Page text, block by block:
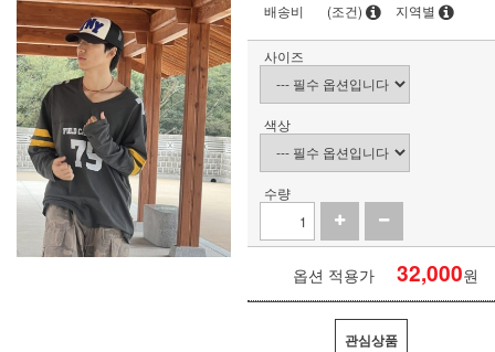
배송비
(조건) 지역별
사이즈
색상
수량
옵션 적용가 32,000원
관심상품